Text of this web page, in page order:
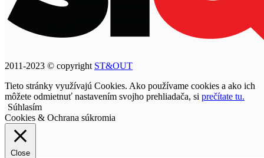
2011-2023 © copyright ST&OUT
Tieto stránky využívajú Cookies. Ako používame cookies a ako ich
môžete odmietnuť nastavením svojho prehliadača, si prečítate tu.
Súhlasím
Cookies & Ochrana súkromia
Close